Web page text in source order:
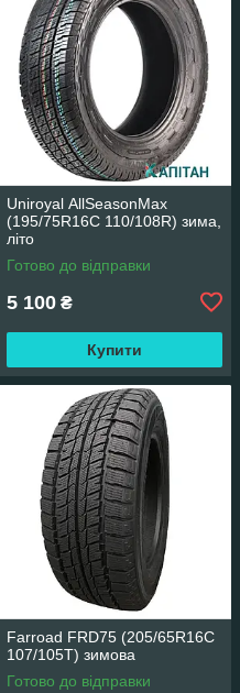
Uniroyal AllSeasonMax
(195/75R16C 110/108R) зима,
літо
Готово до відправки
5 100 ₴
Купити
Farroad FRD75 (205/65R16C
107/105T) зимова
Готово до відправки